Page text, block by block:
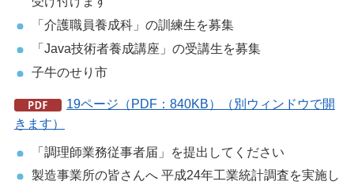
「介護職員養成科」の訓練生を募集
「Java技術者養成講座」の受講生を募集
子牛のせり市
19ページ（PDF：840KB）（別ウィンドウで開
きます）
「調理師業務従事者届」を提出してください
製造事業所の皆さんへ 平成24年工業統計調査を実施し